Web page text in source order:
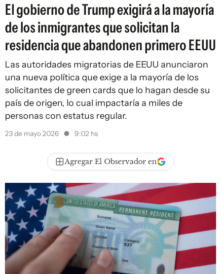
El gobierno de Trump exigirá a la mayoría
de los inmigrantes que solicitan la
residencia que abandonen primero EEUU
Las autoridades migratorias de EEUU anunciaron
una nueva política que exige a la mayoría de los
solicitantes de green cards que lo hagan desde su
país de origen, lo cual impactaría a miles de
personas con estatus regular.
23 de mayo 2026 9:02 hs
Agregar El Observador en